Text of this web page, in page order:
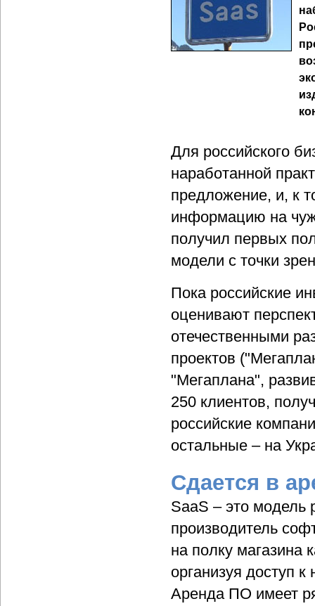
Для российского
наработанной
предложение, и, к
информацию на
получил первых
модели с точки
Пока российские
оценивают
отечественными
проектов
"Мегаплана",
250 клиентов,
российские
остальные – на
Сдается в
SaaS – это модель
производитель
на полку магазина
организуя доступ
Аренда ПО имеет